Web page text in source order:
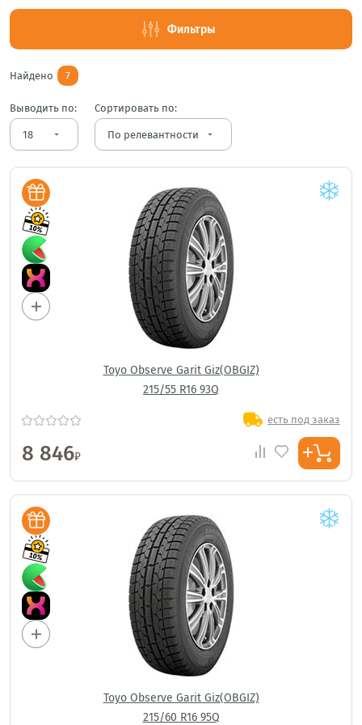
Фильтры
Найдено 7
Выводить по:
arrow_drop_down
Сортировать по:
arrow_drop_down
Toyo Observe Garit Giz(OBGIZ)
215/55 R16 93Q
есть под заказ
8 846₽
Toyo Observe Garit Giz(OBGIZ)
215/60 R16 95Q